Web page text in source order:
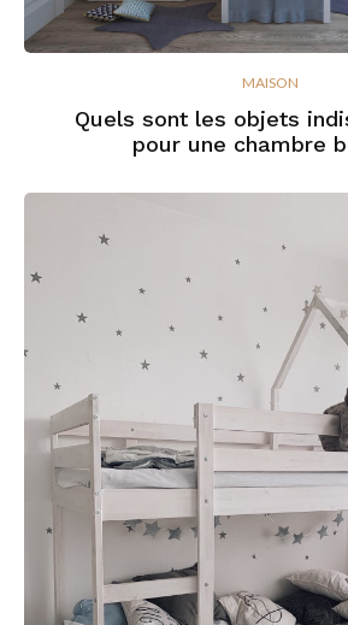
MAISON
Quels sont les objets
pour une chambre